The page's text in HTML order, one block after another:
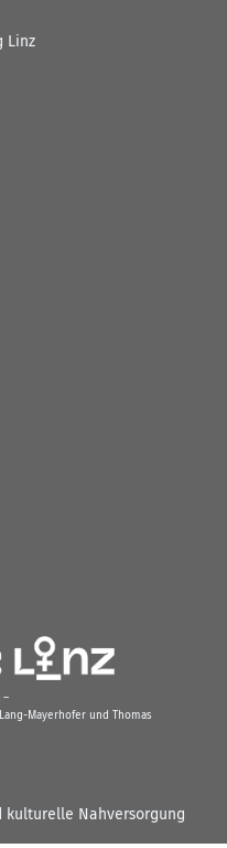
Linz
kulturelle Nahversorgung
–
Mayerhofer und Thomas